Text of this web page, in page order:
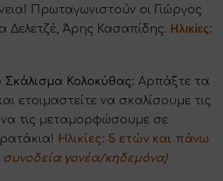
Πρωταγωνιστούν οι Γιώργος
Δελετζέ, Άρης Κασαπίδης. Ηλικίες:
Σκάλισμα Κολοκύθας: Αρπάξτε τα
ετοιμαστείτε να σκαλίσουμε τις
να τις μεταμορφώσουμε σε
Ηλικίες: 5 ετών και πάνω
συνοδεία γονέα/κηδεμόνα)